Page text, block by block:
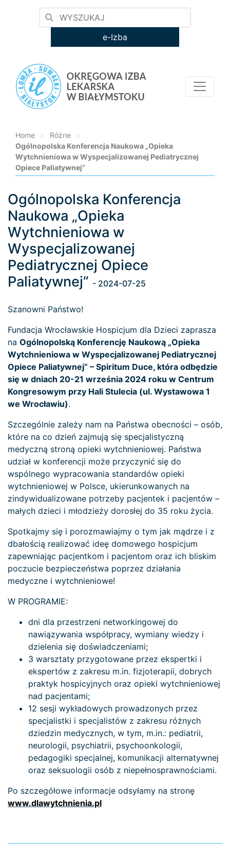
e-Izba
Home > Różne
>
Ogólnopolska Konferencja Naukowa „Opieka
Wytchnieniowa w Wyspecjalizowanej Pediatrycznej
Opiece Paliatywnej”
Loading...
Ogólnopolska Konferencja
Naukowa „Opieka
Wytchnieniowa w
Wyspecjalizowanej
Pediatrycznej Opiece
Paliatywnej” - 2024-07-25
Szanowni Państwo!
Fundacja Wrocławskie Hospicjum dla Dzieci zaprasza
na Ogólnopolską Konferencję Naukową „Opieka
Wytchnieniowa w Wyspecjalizowanej Pediatrycznej
Opiece Paliatywnej” – Spiritum Duce, która odbędzie
się w dniach 20-21 września 2024 roku w Centrum
Kongresowym przy Hali Stulecia (ul. Wystawowa 1
we Wrocławiu).
Szczególnie zależy nam na Państwa obecności – osób,
które na co dzień zajmują się specjalistyczną
medyczną stroną opieki wytchnieniowej. Państwa
udział w konferencji może przyczynić się do
wspólnego wypracowania standardów opieki
wytchnieniowej w Polsce, ukierunkowanych na
zindywidualizowane potrzeby pacjentek i pacjentów –
małych dzieci i młodzieży dorosłej do 35 roku życia.
Spotkajmy się i porozmawiajmy o tym jak mądrze i z
dbałością realizować ideę domowego hospicjum
zapewniając pacjentkom i pacjentom oraz ich bliskim
poczucie bezpieczeństwa poprzez działania
medyczne i wytchnieniowe!
W PROGRAMIE:
dni dla przestrzeni networkingowej do
nawiązywania współpracy, wymiany wiedzy i
dzielenia się doświadczeniami;
3 warsztaty przygotowane przez ekspertki i
ekspertów z zakresu m.in. fizjoterapii, dobrych
praktyk hospicyjnych oraz opieki wytchnieniowej
nad pacjentami;
12 sesji wykładowych prowadzonych przez
specjalistki i specjalistów z zakresu różnych
dziedzin medycznych, w tym, m.in.: pediatrii,
neurologii, psychiatrii, psychoonkologii,
pedagogiki specjalnej, komunikacji alternatywnej
oraz seksuologii osób z niepełnosprawnościami.
Po szczegółowe informacje odsyłamy na stronę
www.dlawytchnienia.pl